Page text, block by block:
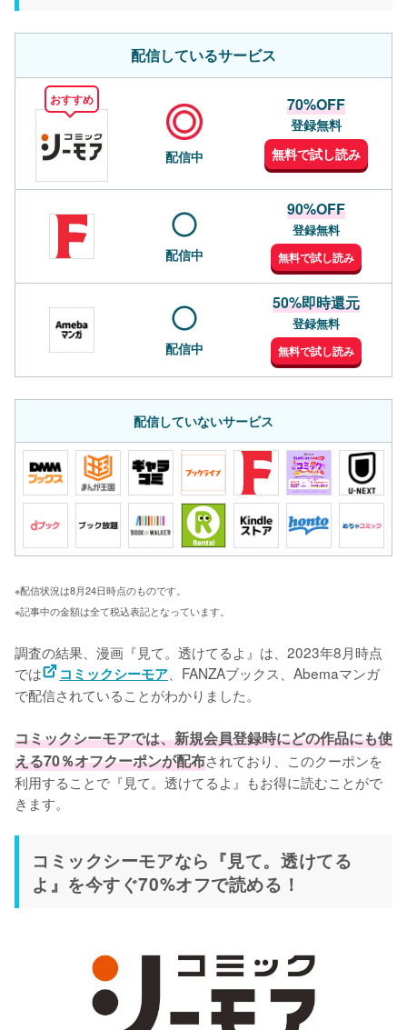
配信しているサービス
おすすめ
配信中
70%OFF
登録無料
無料で試し読み
配信中
90%OFF
登録無料
無料で試し読み
配信中
50%即時還元
登録無料
無料で試し読み
配信していないサービス
※配信状況は8月24日時点のものです。
※記事中の金額は全て税込表記となっています。
調査の結果、漫画『見て。透けてるよ』は、2023年8月時点
では
コミックシーモア 、FANZAブックス、Abemaマンガ
で配信されていることがわかりました。
コミックシーモアでは、新規会員登録時にどの作品にも使
える70％オフクーポンが配布されており、このクーポンを
利用することで『見て。透けてるよ』もお得に読むことがで
きます。
コミックシーモアなら『見て。透けてる
よ』を今すぐ70%オフで読める！